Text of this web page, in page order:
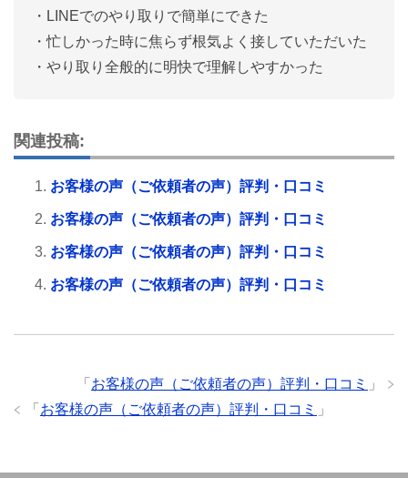
・LINEでのやり取りで簡単にできた
・忙しかった時に焦らず根気よく接していただいた
・やり取り全般的に明快で理解しやすかった
関連投稿:
お客様の声（ご依頼者の声）評判・口コミ
お客様の声（ご依頼者の声）評判・口コミ
お客様の声（ご依頼者の声）評判・口コミ
お客様の声（ご依頼者の声）評判・口コミ
「 お客様の声（ご依頼者の声）評判・口コミ
」
「 お客様の声（ご依頼者の声）評判・口コミ 」